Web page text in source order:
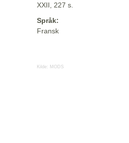
XXII, 227 s.
Språk:
Fransk
Kilde: MODS